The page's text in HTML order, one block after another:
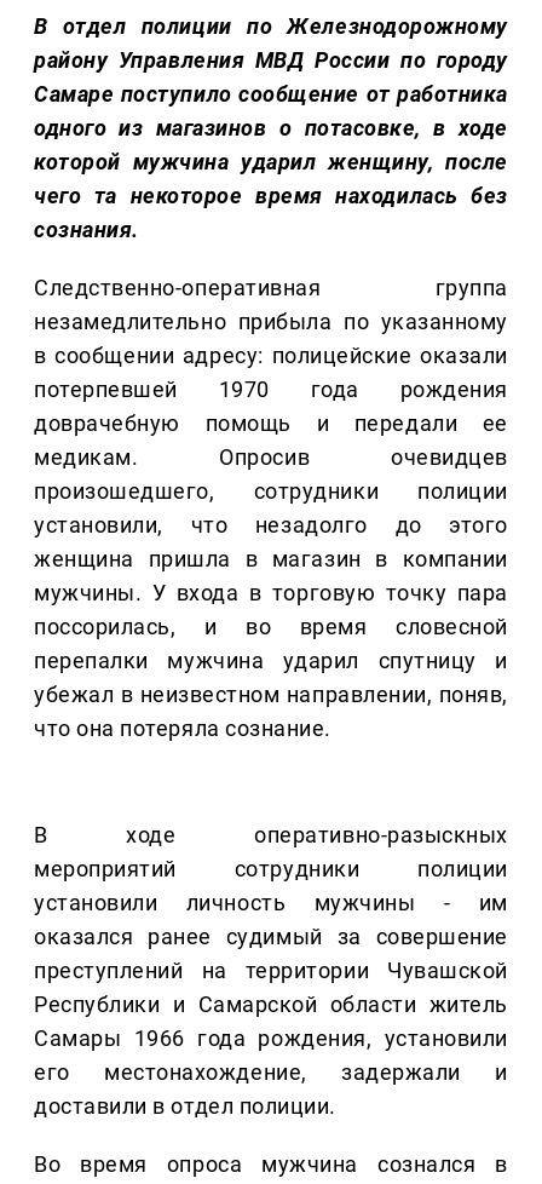
В отдел полиции по Железнодорожному
району Управления МВД России по городу
Самаре поступило сообщение от работника
одного из магазинов о потасовке, в ходе
которой мужчина ударил женщину, после
чего та некоторое время находилась без
сознания.
Следственно-оперативная группа
незамедлительно прибыла по указанному
в сообщении адресу: полицейские оказали
потерпевшей 1970 года рождения
доврачебную помощь и передали ее
медикам. Опросив очевидцев
произошедшего, сотрудники полиции
установили, что незадолго до этого
женщина пришла в магазин в компании
мужчины. У входа в торговую точку пара
поссорилась, и во время словесной
перепалки мужчина ударил спутницу и
убежал в неизвестном направлении, поняв,
что она потеряла сознание.
В ходе оперативно-разыскных
мероприятий сотрудники полиции
установили личность мужчины - им
оказался ранее судимый за совершение
преступлений на территории Чувашской
Республики и Самарской области житель
Самары 1966 года рождения, установили
его местонахождение, задержали и
доставили в отдел полиции.
Во время опроса мужчина сознался в